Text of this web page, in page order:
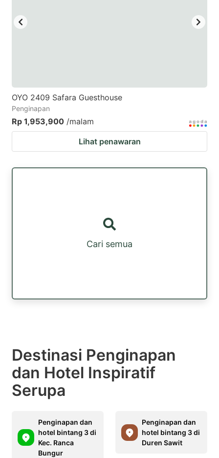
for
changing
dates.
OYO 2409 Safara Guesthouse
Penginapan
Rp 1,953,900 /malam
Lihat penawaran
Cari semua
Destinasi Penginapan
dan Hotel Inspiratif
Serupa
Penginapan dan
hotel bintang 3 di
Kec. Ranca
Bungur
Penginapan dan
hotel bintang 3 di
Duren Sawit